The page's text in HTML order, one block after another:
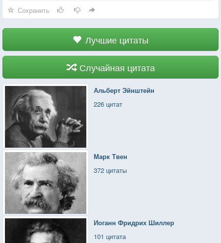
Сохранить
Лучшие цитаты
Случайная цитата
Альберт Эйнштейн
226 цитат
Марк Твен
372 цитаты
Иоганн Фридрих Шиллер
101 цитата